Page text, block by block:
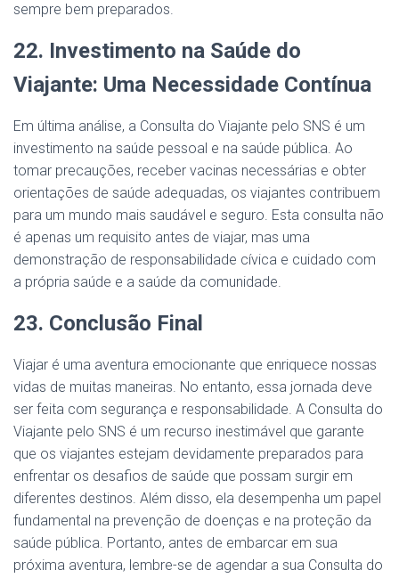
sempre bem preparados.
22. Investimento na Saúde do
Viajante: Uma Necessidade Contínua
Em última análise, a Consulta do Viajante pelo SNS é um
investimento na saúde pessoal e na saúde pública. Ao
tomar precauções, receber vacinas necessárias e obter
orientações de saúde adequadas, os viajantes contribuem
para um mundo mais saudável e seguro. Esta consulta não
é apenas um requisito antes de viajar, mas uma
demonstração de responsabilidade cívica e cuidado com
a própria saúde e a saúde da comunidade.
23. Conclusão Final
Viajar é uma aventura emocionante que enriquece nossas
vidas de muitas maneiras. No entanto, essa jornada deve
ser feita com segurança e responsabilidade. A Consulta do
Viajante pelo SNS é um recurso inestimável que garante
que os viajantes estejam devidamente preparados para
enfrentar os desafios de saúde que possam surgir em
diferentes destinos. Além disso, ela desempenha um papel
fundamental na prevenção de doenças e na proteção da
saúde pública. Portanto, antes de embarcar em sua
próxima aventura, lembre-se de agendar a sua Consulta do